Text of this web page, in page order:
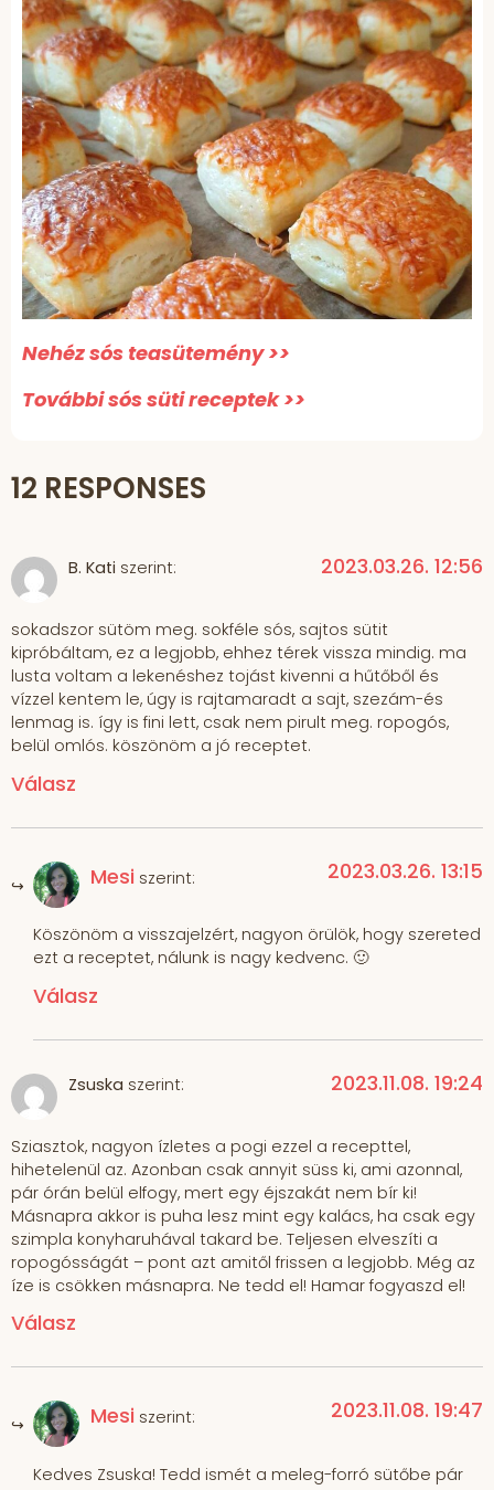
Nehéz sós teasütemény >>
További sós süti receptek >>
12 RESPONSES
B. Kati szerint: 2023.03.26. 12:56
sokadszor sütöm meg. sokféle sós, sajtos sütit
kipróbáltam, ez a legjobb, ehhez térek vissza mindig. ma
lusta voltam a lekenéshez tojást kivenni a hűtőből és
vízzel kentem le, úgy is rajtamaradt a sajt, szezám-és
lenmag is. így is fini lett, csak nem pirult meg. ropogós,
belül omlós. köszönöm a jó receptet.
Válasz
Mesi szerint: 2023.03.26. 13:15
Köszönöm a visszajelzért, nagyon örülök, hogy szereted
ezt a receptet, nálunk is nagy kedvenc. 🙂
Válasz
Zsuska szerint: 2023.11.08. 19:24
Sziasztok, nagyon ízletes a pogi ezzel a recepttel,
hihetelenül az. Azonban csak annyit süss ki, ami azonnal,
pár órán belül elfogy, mert egy éjszakát nem bír ki!
Másnapra akkor is puha lesz mint egy kalács, ha csak egy
szimpla konyharuhával takard be. Teljesen elveszíti a
ropogósságát – pont azt amitől frissen a legjobb. Még az
íze is csökken másnapra. Ne tedd el! Hamar fogyaszd el!
Válasz
Mesi szerint: 2023.11.08. 19:47
Kedves Zsuska! Tedd ismét a meleg-forró sütőbe pár